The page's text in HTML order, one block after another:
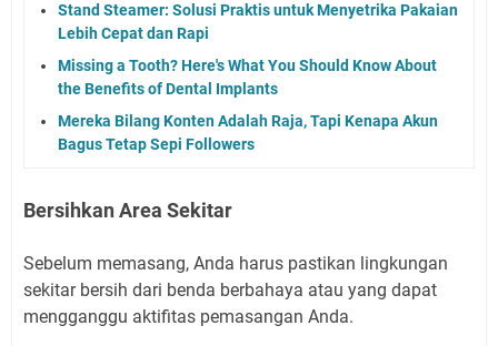
Stand Steamer: Solusi Praktis untuk Menyetrika Pakaian
Lebih Cepat dan Rapi
Missing a Tooth? Here's What You Should Know About
the Benefits of Dental Implants
Mereka Bilang Konten Adalah Raja, Tapi Kenapa Akun
Bagus Tetap Sepi Followers
Bersihkan Area Sekitar
Sebelum memasang, Anda harus pastikan lingkungan
sekitar bersih dari benda berbahaya atau yang dapat
mengganggu aktifitas pemasangan Anda.